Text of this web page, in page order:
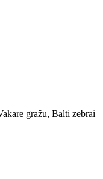
gražu, Balti zebrai